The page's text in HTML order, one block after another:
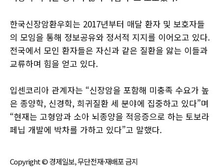
한국신장암환우회는 2017년부터 매달 환자 및 보호자들
의 모임을 통해 정보공유와 정서적 지지를 이어오고 있다.
전국에서 모인 환자들은 자신과 같은 질환을 앓는 이들과
교류하며 힘을 얻고 있다.
입센코리아 관계자는 “신장암을 포함해 미충족 수요가 높
은 종양학, 신경학, 희귀질환 세 분야에 집중하고 있다”며
“현재는 고형암과 소아 뇌종양을 적응증으로 하는 토보라
페닙 개발에 박차를 가하고 있다”고 말했다.
Copyright © 경제일보, 무단전재·재배포 금지